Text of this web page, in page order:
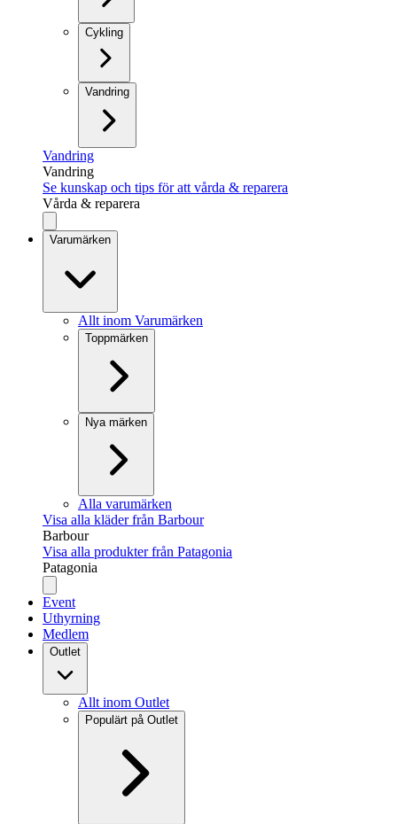
Cykling
Vandring
Vandring
Vandring
Se kunskap och tips för att vårda & reparera
Vårda & reparera
Varumärken
Allt inom Varumärken
Toppmärken
Nya märken
Alla varumärken
Visa alla kläder från Barbour
Barbour
Visa alla produkter från Patagonia
Patagonia
Event
Uthyrning
Medlem
Outlet
Allt inom Outlet
Populärt på Outlet